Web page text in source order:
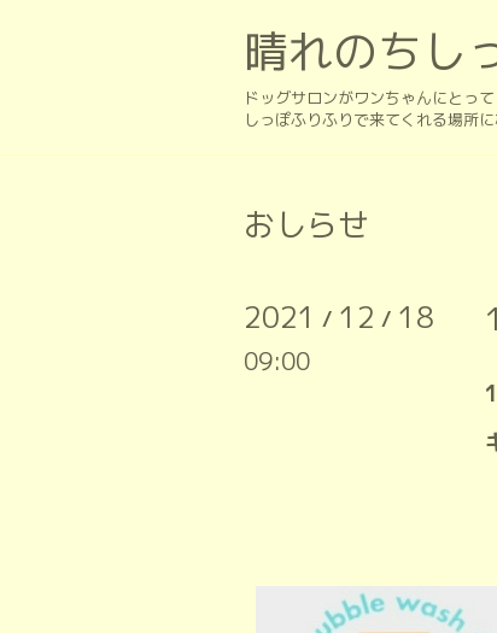
晴れのちし
ドッグサロンがワンちゃんにとって
しっぽふりふりで来てくれる場所
おしらせ
2021 / 12 / 18
09:00